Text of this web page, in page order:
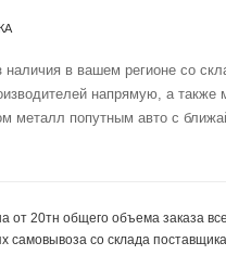
наличия в вашем регионе со
напрямую, а также
металл попутным авто с
от 20тн общего объема заказа
самовывоза со склада